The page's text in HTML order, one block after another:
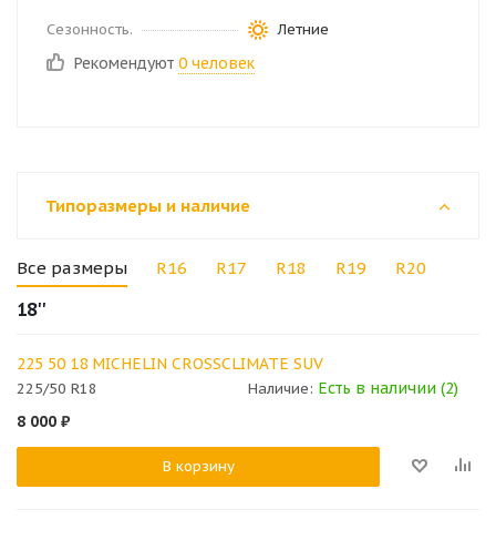
Сезонность. Летние
Рекомендуют 0 человек
Типоразмеры и наличие
Все размеры R16 R17 R18 R19 R20
18''
225 50 18 MICHELIN CROSSCLIMATE SUV
225/50 R18 Наличие: Есть в наличии (2)
8 000 ₽
В корзину